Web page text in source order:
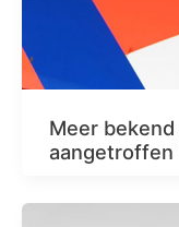
Meer
aangetroffen